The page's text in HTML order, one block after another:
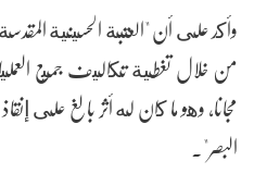
وأكد على أن "العتبة الحسينية
مجانا، وهو ما كان له أثر بالغ على
البصر".